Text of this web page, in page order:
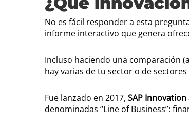
No es fácil responder a esta
informe interactivo que genera
Incluso haciendo una comparación
hay varias de tu sector o de
Fue lanzado en 2017, SAP
denominadas “Line of Business”: